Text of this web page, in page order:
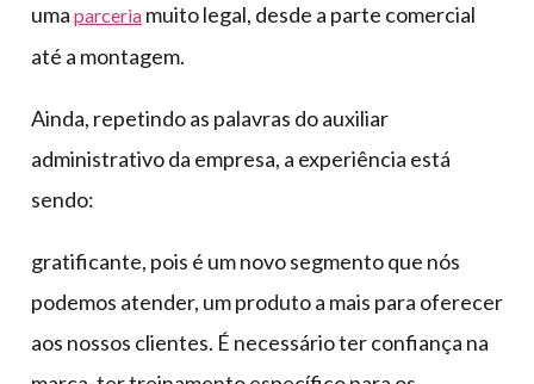
uma parceria muito legal, desde a parte comercial
até a montagem.
Ainda, repetindo as palavras do auxiliar
administrativo da empresa, a experiência está
sendo:
gratificante, pois é um novo segmento que nós
podemos atender, um produto a mais para oferecer
aos nossos clientes. É necessário ter confiança na